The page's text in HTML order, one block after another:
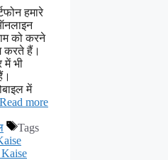
हमारे
को करने
करते हैं।
में भी
में
Read more
Tags